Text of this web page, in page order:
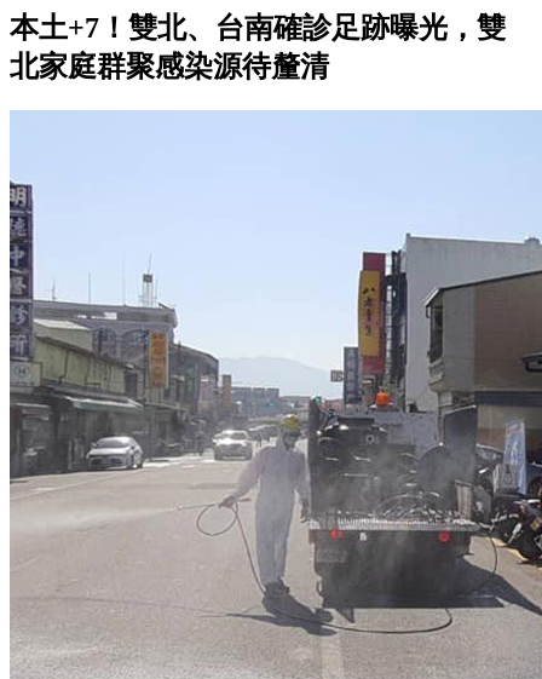
本土+7！雙北、台南確診足跡曝光，雙
北家庭群聚感染源待釐清